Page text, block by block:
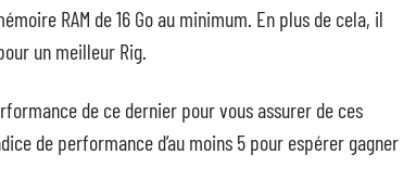
RAM de 16 Go au minimum. En plus de cela, il
un meilleur Rig.
de ce dernier pour vous assurer de ces
de performance d’au moins 5 pour espérer gagner